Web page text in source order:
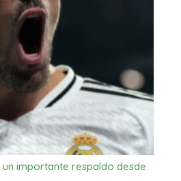
importante respaldo desde